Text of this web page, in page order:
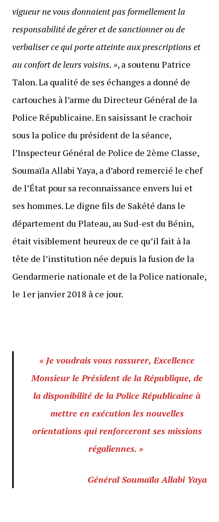
vigueur ne vous donnaient pas formellement la
responsabilité de gérer et de sanctionner ou de
verbaliser ce qui porte atteinte aux prescriptions et
au confort de leurs voisins. », a soutenu Patrice
Talon. La qualité de ses échanges a donné de
cartouches à l’arme du Directeur Général de la
Police Républicaine. En saisissant le crachoir
sous la police du président de la séance,
l’Inspecteur Général de Police de 2ème Classe,
Soumaïla Allabi Yaya, a d’abord remercié le chef
de l’État pour sa reconnaissance envers lui et
ses hommes. Le digne fils de Sakété dans le
département du Plateau, au Sud-est du Bénin,
était visiblement heureux de ce qu’il fait à la
tête de l’institution née depuis la fusion de la
Gendarmerie nationale et de la Police nationale,
le 1er janvier 2018 à ce jour.
« Je voudrais vous rassurer, Excellence
Monsieur le Président de la République, de
la disponibilité de la Police Républicaine à
mettre en exécution les nouvelles
orientations qui renforceront ses missions
régaliennes. »
Général Soumaïla Allabi Yaya